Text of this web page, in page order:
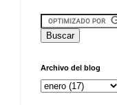
Archivo del blog